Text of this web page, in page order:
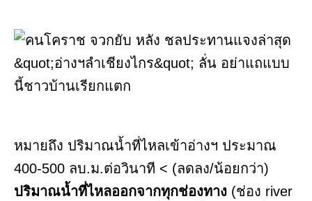
หมายถึง ปริมาณน้ำที่ไหลเข้าอ่างฯ ประมาณ
400-500 ลบ.ม.ต่อวินาที < (ลดลง/น้อยกว่า)
ปริมาณน้ำที่ไหลออกจากทุกช่องทาง (ช่อง river